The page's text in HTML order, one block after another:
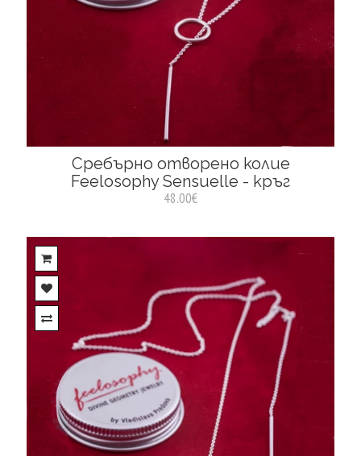
Сребърно отворено колие
Feelosophy Sensuelle - кръг
48.00€